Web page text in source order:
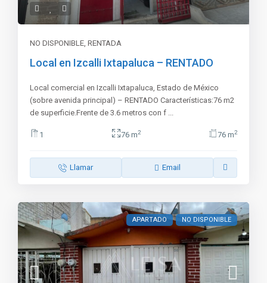
NO DISPONIBLE,RENTADA
Local en Izcalli Ixtapaluca – RENTADO
Local comercial en Izcalli Ixtapaluca, Estado de México
(sobre avenida principal) – RENTADO Características:76 m2
de superficie.Frente de 3.6 metros con f ...
1 76 m2 76 m2
Llamar Email
APARTADO NO DISPONIBLE